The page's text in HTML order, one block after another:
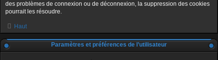
des problèmes de connexion ou de déconnexion, la suppression des cookies
pourrait les résoudre.
Haut
Paramètres et préférences de l’utilisateur